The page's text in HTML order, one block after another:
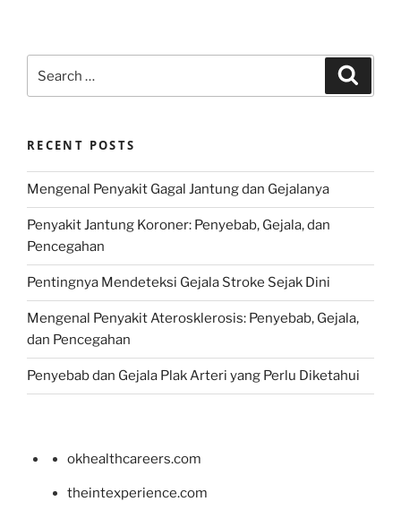
for:
RECENT POSTS
Mengenal Penyakit Gagal Jantung dan Gejalanya
Penyakit Jantung Koroner: Penyebab, Gejala, dan
Pencegahan
Pentingnya Mendeteksi Gejala Stroke Sejak Dini
Mengenal Penyakit Aterosklerosis: Penyebab, Gejala,
dan Pencegahan
Penyebab dan Gejala Plak Arteri yang Perlu Diketahui
okhealthcareers.com
theintexperience.com